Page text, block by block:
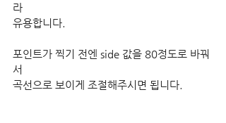
라
유용합니다.
포인트가 찍기 전엔 side 값을 80정도로 바꿔
서
곡선으로 보이게 조절해주시면 됩니다.